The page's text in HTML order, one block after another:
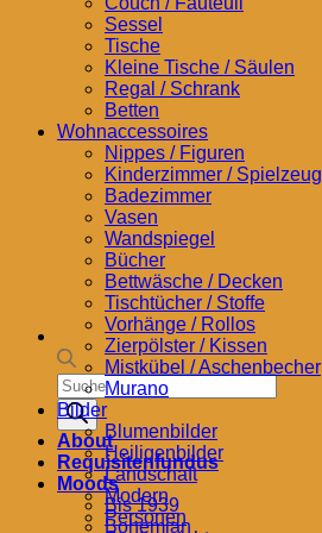
Products
search
About
Requisitenfundus
Moods
Bis 1939
Bohemian
Sessel
Tische
Kleine Tische / Säulen
Regal / Schrank
Betten
Wohnaccessoires
Nippes / Figuren
Kinderzimmer / Spielzeug
Badezimmer
Vasen
Wandspiegel
Bücher
Bettwäsche / Decken
Tischtücher / Stoffe
Vorhänge / Rollos
Zierpölster / Kissen
Mistkübel / Aschenbecher
Murano
Bilder
Blumenbilder
Heiligenbilder
Landschaft
Modern
Personen